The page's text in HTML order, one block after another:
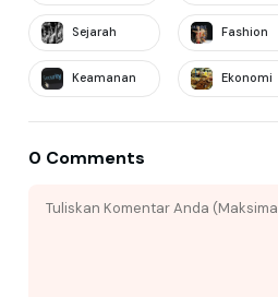
Sejarah Fashion
Keamanan Ekonomi
0 Comments